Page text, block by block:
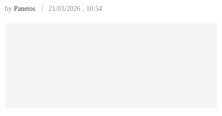
by Panetos 21/03/2026 , 10:54